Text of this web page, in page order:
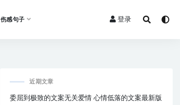
伤感句子 登录
近期文章
委屈到极致的文案无关爱情 心情低落的文案最新版